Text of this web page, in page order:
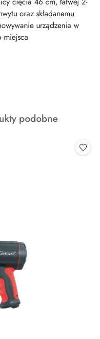
oraz składanemu
urządzenia w
miejsca
podobne